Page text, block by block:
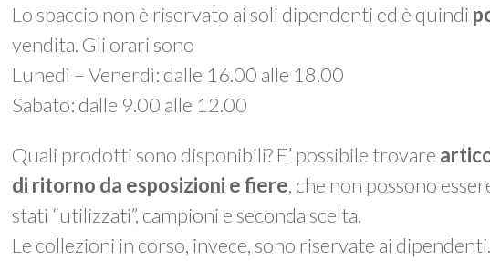
Lo spaccio non è riservato ai soli dipendenti ed è quindi
vendita. Gli orari sono
Lunedì – Venerdì: dalle 16.00 alle 18.00
Sabato: dalle 9.00 alle 12.00
Quali prodotti sono disponibili? E’ possibile trovare
di ritorno da esposizioni e fiere, che non possono
stati “utilizzati”, campioni e seconda scelta.
Le collezioni in corso, invece, sono riservate ai dipendenti.